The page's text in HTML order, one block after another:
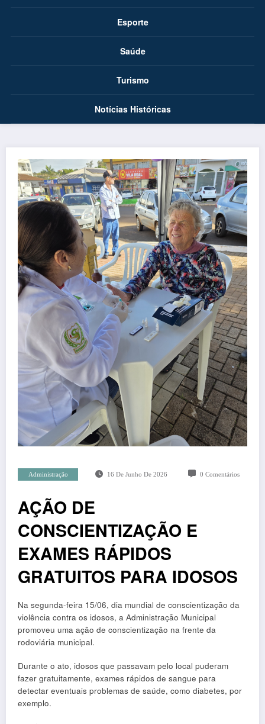
Esporte
Saúde
Turismo
Notícias Históricas
Administração 16 De Junho De 2026 0 Comentários
AÇÃO DE
CONSCIENTIZAÇÃO E
EXAMES RÁPIDOS
GRATUITOS PARA IDOSOS
Na segunda-feira 15/06, dia mundial de conscientização da
violência contra os idosos, a Administração Municipal
promoveu uma ação de conscientização na frente da
rodoviária municipal.
Durante o ato, idosos que passavam pelo local puderam
fazer gratuitamente, exames rápidos de sangue para
detectar eventuais problemas de saúde, como diabetes, por
exemplo.